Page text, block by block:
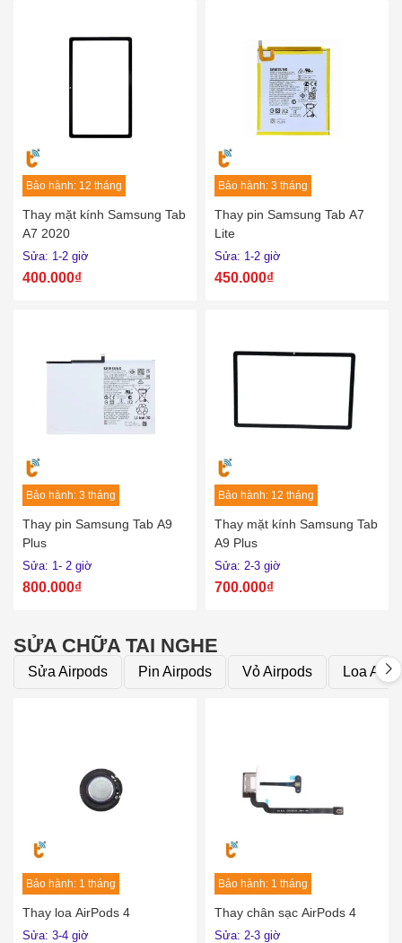
Bảo hành: 12 tháng
Thay mặt kính Samsung Tab
A7 2020
Sửa: 1-2 giờ
400.000₫
Bảo hành: 3 tháng
Thay pin Samsung Tab A7
Lite
Sửa: 1-2 giờ
450.000₫
Bảo hành: 3 tháng
Thay pin Samsung Tab A9
Plus
Sửa: 1- 2 giờ
800.000₫
Bảo hành: 12 tháng
Thay mặt kính Samsung Tab
A9 Plus
Sửa: 2-3 giờ
700.000₫
SỬA CHỮA TAI NGHE
Sửa Airpods Pin Airpods Vỏ Airpods Loa
Bảo hành: 1 tháng
Thay loa AirPods 4
Sửa: 3-4 giờ
Bảo hành: 1 tháng
Thay chân sạc AirPods 4
Sửa: 2-3 giờ